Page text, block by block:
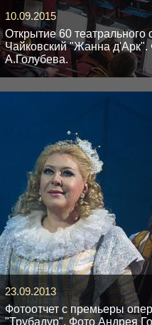
10.09.2015
Открытие 60 театрального
Чайковский "Жанна д'Арк".
А.Голубева.
23.09.2013
Фотоотчет с премьеры
"Трубадур". Фото Андрея